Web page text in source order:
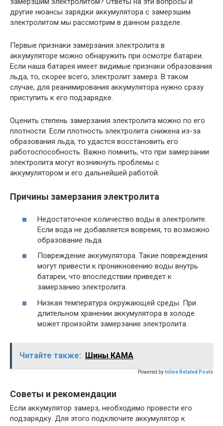
другие нюансы зарядки аккумулятора с замерзшим
электролитом мы рассмотрим в данном разделе.
Первые признаки замерзания электролита в
аккумуляторе можно обнаружить при осмотре батареи.
Если наша батарея имеет видимые признаки образования
льда, то, скорее всего, электролит замерз. В таком
случае, для реанимирования аккумулятора нужно сразу
приступить к его подзарядке.
Оценить степень замерзания электролита можно по его
плотности. Если плотность электролита снижена из-за
образования льда, то удастся восстановить его
работоспособность. Важно помнить, что при замерзании
электролита могут возникнуть проблемы с
аккумулятором и его дальнейшей работой.
Причины замерзания электролита
Недостаточное количество воды в электролите.
Если вода не добавляется вовремя, то возможно
образование льда.
Повреждение аккумулятора. Такие повреждения
могут привести к проникновению воды внутрь
батареи, что впоследствии приведет к
замерзанию электролита.
Низкая температура окружающей среды. При
длительном хранении аккумулятора в холоде
может произойти замерзание электролита.
Читайте также: Шины КАМА
Powered by Inline Related Posts
Советы и рекомендации
Если аккумулятор замерз, необходимо провести его
подзарядку. Для этого подключите аккумулятор к